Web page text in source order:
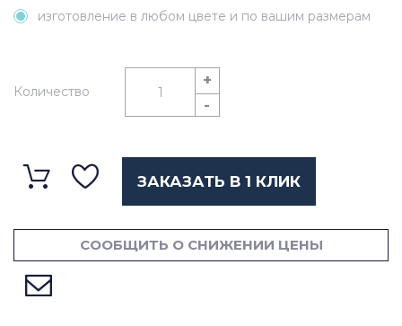
изготовление в любом цвете и по вашим размерам
Количество
+
-
ЗАКАЗАТЬ В 1 КЛИК
СООБЩИТЬ О СНИЖЕНИИ ЦЕНЫ